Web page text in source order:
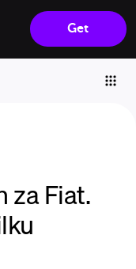
Get
za Fiat.